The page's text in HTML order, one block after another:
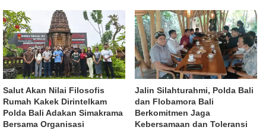
Salut Akan Nilai Filosofis
Rumah Kakek Dirintelkam
Polda Bali Adakan Simakrama
Bersama Organisasi
Jalin Silahturahmi, Polda Bali
dan Flobamora Bali
Berkomitmen Jaga
Kebersamaan dan Toleransi